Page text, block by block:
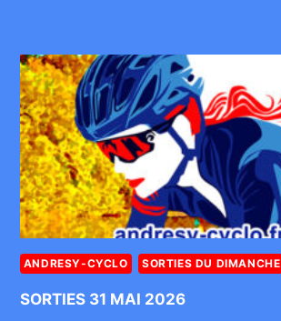
ANDRESY-CYCLO SORTIES DU DIMANCHE
SORTIES 31 MAI 2026